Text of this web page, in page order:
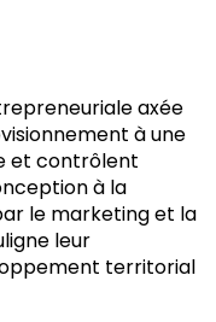
axée
à une
et contrôlent
à la
le marketing et la
leur
territorial